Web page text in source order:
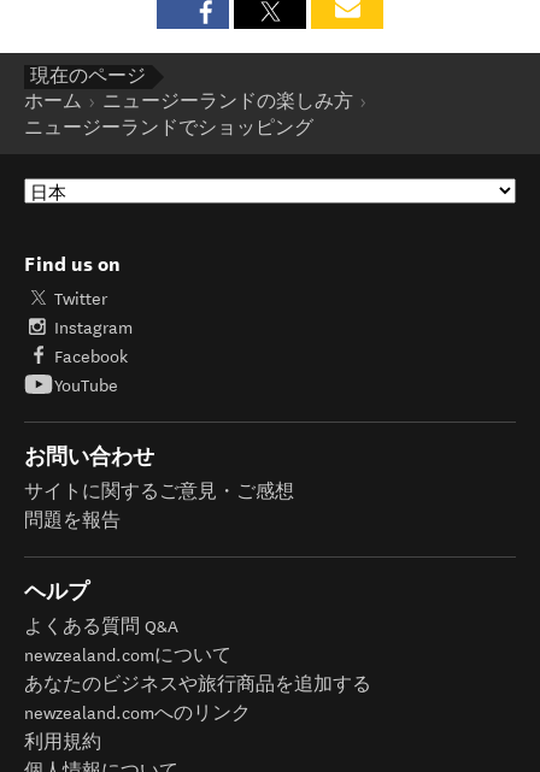
現在のページ
ホーム
ニュージーランドの楽しみ方
ニュージーランドでショッピング
Find us on
Twitter
Instagram
Facebook
YouTube
お問い合わせ
サイトに関するご意見・ご感想
問題を報告
ヘルプ
よくある質問 Q&A
newzealand.comについて
あなたのビジネスや旅行商品を追加する
newzealand.comへのリンク
利用規約